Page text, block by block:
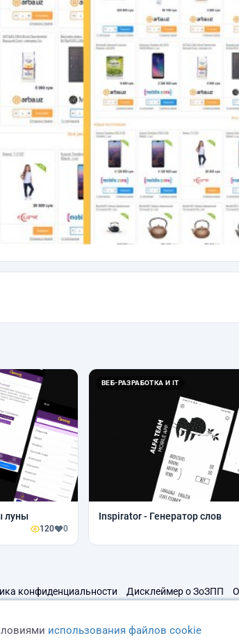
луны
120 0
ВЕБ-РАЗРАБОТКА И IT
Inspirator - Генератор слов
конфиденциальности Дисклеймер о ЗоЗПП
использования файлов cookie